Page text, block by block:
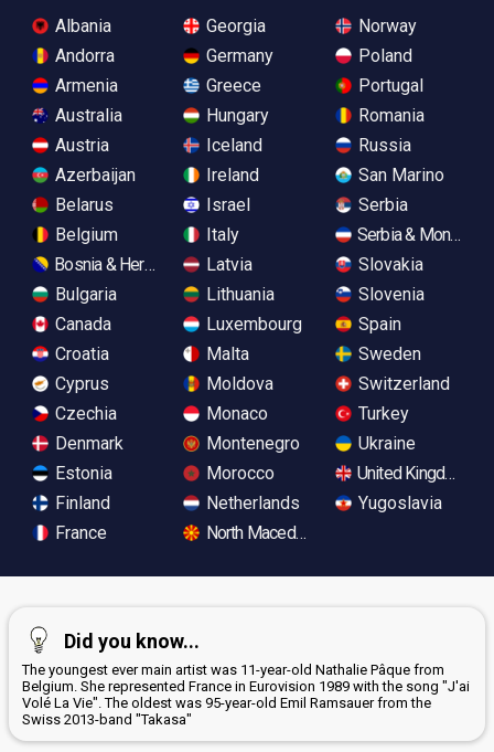
Albania
Andorra
Armenia
Australia
Austria
Azerbaijan
Belarus
Belgium
Bosnia & Herzegovina
Bulgaria
Canada
Croatia
Cyprus
Czechia
Denmark
Estonia
Finland
France
Georgia
Germany
Greece
Hungary
Iceland
Ireland
Israel
Italy
Latvia
Lithuania
Luxembourg
Malta
Moldova
Monaco
Montenegro
Morocco
Netherlands
North Macedonia
Norway
Poland
Portugal
Romania
Russia
San Marino
Serbia
Serbia &
Slovakia
Slovenia
Spain
Sweden
Switzerland
Turkey
Ukraine
United Kingdom
Yugoslavia
Did you know...
The youngest ever main artist was 11-year-old Nathalie Pâque from
Belgium. She represented France in Eurovision 1989 with the song "J'ai
Volé La Vie". The oldest was 95-year-old Emil Ramsauer from the
Swiss 2013-band "Takasa"